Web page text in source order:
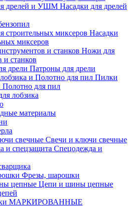
Насадки для дрелей
Насадки
миксеров
Ножи для
и станков
Патроны для дрели
Пилки
Полотно для пил
лобзика
материалы
Свечи и ключи свечные
Спецодежда и
Фрезы, шарошки
Цепи и шины цепные
МАРКИРОВАННЫЕ